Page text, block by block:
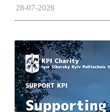
28-07-2026